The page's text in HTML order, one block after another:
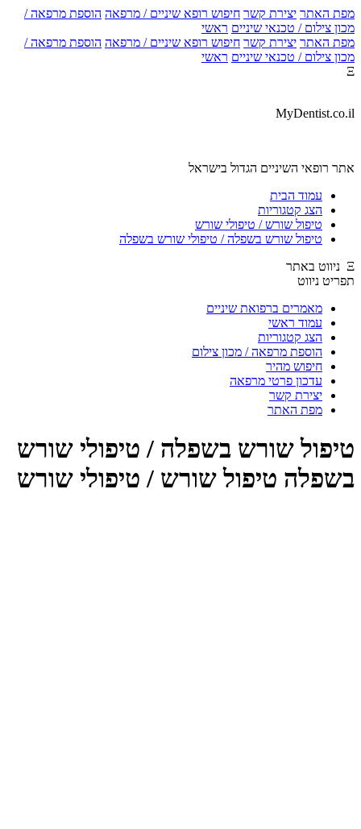
האתר יצירת קשר חיפוש רופא שיניים / מרפאה הוספת מרפאה /
צילום / טכנאי שיניים ראשי
האתר יצירת קשר חיפוש רופא שיניים / מרפאה הוספת מרפאה /
צילום / טכנאי שיניים ראשי
רופאי השיניים הגדול בישראל
עמוד הבית
הצג קטגוריות
טיפול שורש / טיפולי שורש
טיפול שורש בשפלה / טיפולי שורש בשפלה
ניווט
מאמרים ברפואת שיניים
עמוד ראשי
הצג קטגוריות
הוספת מרפאה / מכון צילום
חיפוש מהיר
עדכון פרטי מרפאה
יצירת קשר
מפת האתר
שורש בשפלה / טיפולי שורש
טיפול שורש / טיפולי שורש